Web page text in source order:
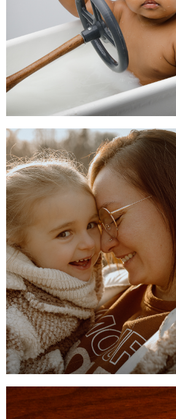
BON CADEAU BAIN
DE LAIT
Offrez une séance photo bain
de lait pour bébé
CONTACTEZ-MOI
BON CADEAU
PORTRAIT